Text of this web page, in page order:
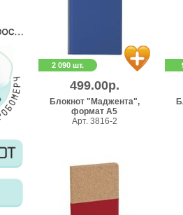
2 090 шт.
499.00р.
Блокнот "Маджента",
формат А5
Арт. 3816-2